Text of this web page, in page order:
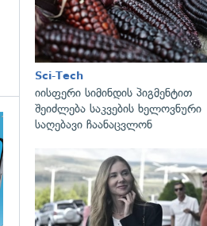
Sci-Tech
იისფერი სიმინდის პიგმენტით
შეიძლება საკვების ხელოვნური
საღებავი ჩაანაცვლონ